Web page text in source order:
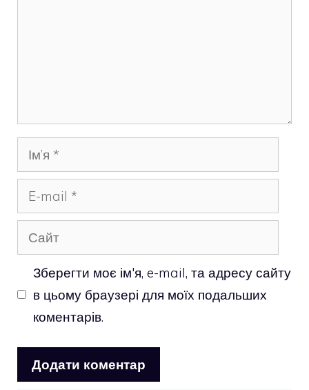
Ім’я
mail
Сайт
Зберегти моє ім'я, e-mail, та адресу сайту
в цьому браузері для моїх подальших
коментарів.